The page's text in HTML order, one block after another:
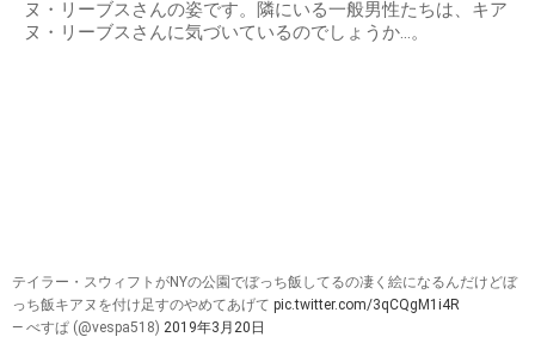
ヌ・リーブスさんの姿です。隣にいる一般男性たちは、キア
ヌ・リーブスさんに気づいているのでしょうか…。
テイラー・スウィフトがNYの公園でぼっち飯してるの凄く絵になるんだけどぼ
っち飯キアヌを付け足すのやめてあげて pic.twitter.com/3qCQgM1i4R
— べすぱ (@vespa518) 2019年3月20日